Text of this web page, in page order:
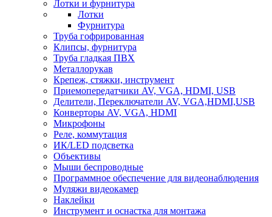
Лотки и фурнитура
Лотки
Фурнитура
Труба гофрированная
Клипсы, фурнитура
Труба гладкая ПВХ
Металлорукав
Крепеж, стяжки, инструмент
Приемопередатчики AV, VGA, HDMI, USB
Делители, Переключатели AV, VGA,HDMI,USB
Конверторы AV, VGA, HDMI
Микрофоны
Реле, коммутация
ИК/LED подсветка
Объективы
Мыши беспроводные
Программное обеспечение для видеонаблюдения
Муляжи видеокамер
Наклейки
Инструмент и оснастка для монтажа